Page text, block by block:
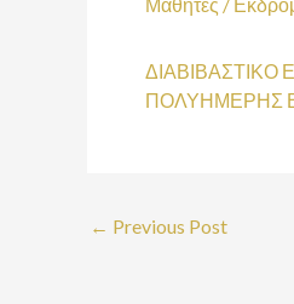
ΠΟΛΥΗΜΕΡΗΣ
← Previous Post